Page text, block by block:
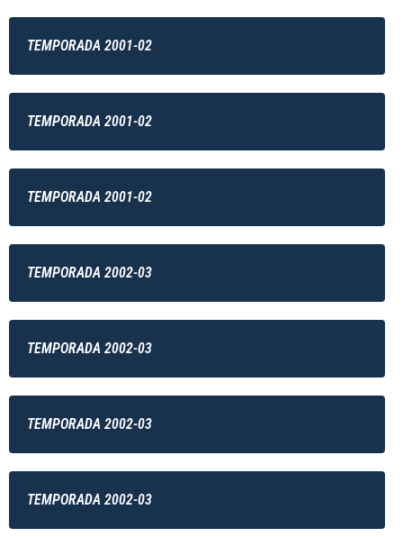
TEMPORADA 2001-02
TEMPORADA 2001-02
TEMPORADA 2001-02
TEMPORADA 2002-03
TEMPORADA 2002-03
TEMPORADA 2002-03
TEMPORADA 2002-03